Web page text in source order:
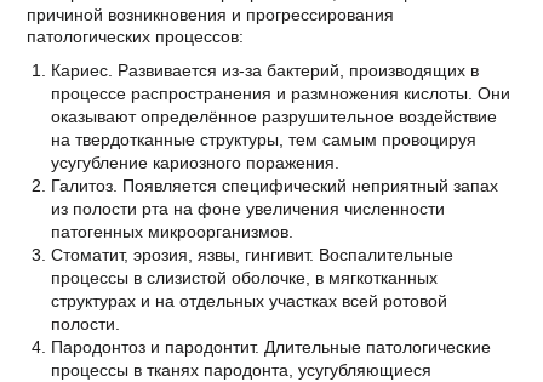
причиной возникновения и прогрессирования
патологических процессов:
Кариес. Развивается из-за бактерий, производящих в
процессе распространения и размножения кислоты. Они
оказывают определённое разрушительное воздействие
на твердотканные структуры, тем самым провоцируя
усугубление кариозного поражения.
Галитоз. Появляется специфический неприятный запах
из полости рта на фоне увеличения численности
патогенных микроорганизмов.
Стоматит, эрозия, язвы, гингивит. Воспалительные
процессы в слизистой оболочке, в мягкотканных
структурах и на отдельных участках всей ротовой
полости.
Пародонтоз и пародонтит. Длительные патологические
процессы в тканях пародонта, усугубляющиеся